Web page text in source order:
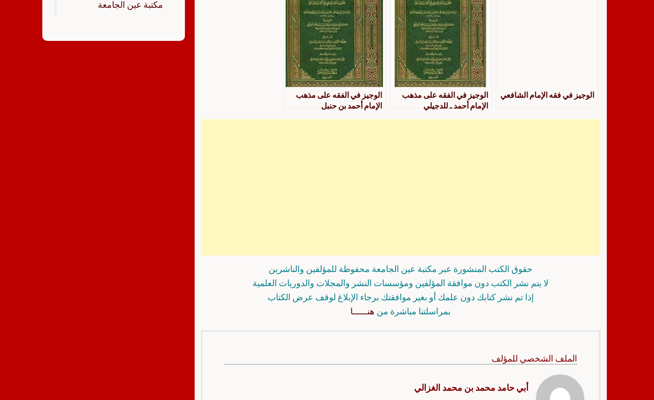
الوجيز في فقه الإمام الشافعي
الوجيز في الفقه على مذهب
الإمام أحمد ـ للدجيلي
الوجيز في الفقه على مذهب
الإمام أحمد بن حنبل
حقوق الكتب المنشورة عبر مكتبة عين الجامعة محفوظة للمؤلفين والناشرين
لا يتم نشر الكتب دون موافقة المؤلفين ومؤسسات النشر والمجلات والدوريات العلمية
إذا تم نشر كتابك دون علمك أو بغير موافقتك برجاء الإبلاغ لوقف عرض الكتاب
بمراسلتنا مباشرة من هنــــــا
الملف الشخصي للمؤلف
أبي حامد محمد بن محمد الغزالي
‏مكتبة عين الجامعة‏